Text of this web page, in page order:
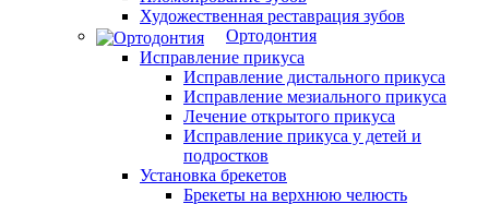
Художественная реставрация зубов
Ортодонтия
Исправление прикуса
Исправление дистального прикуса
Исправление мезиального прикуса
Лечение открытого прикуса
Исправление прикуса у детей и
подростков
Установка брекетов
Брекеты на верхнюю челюсть